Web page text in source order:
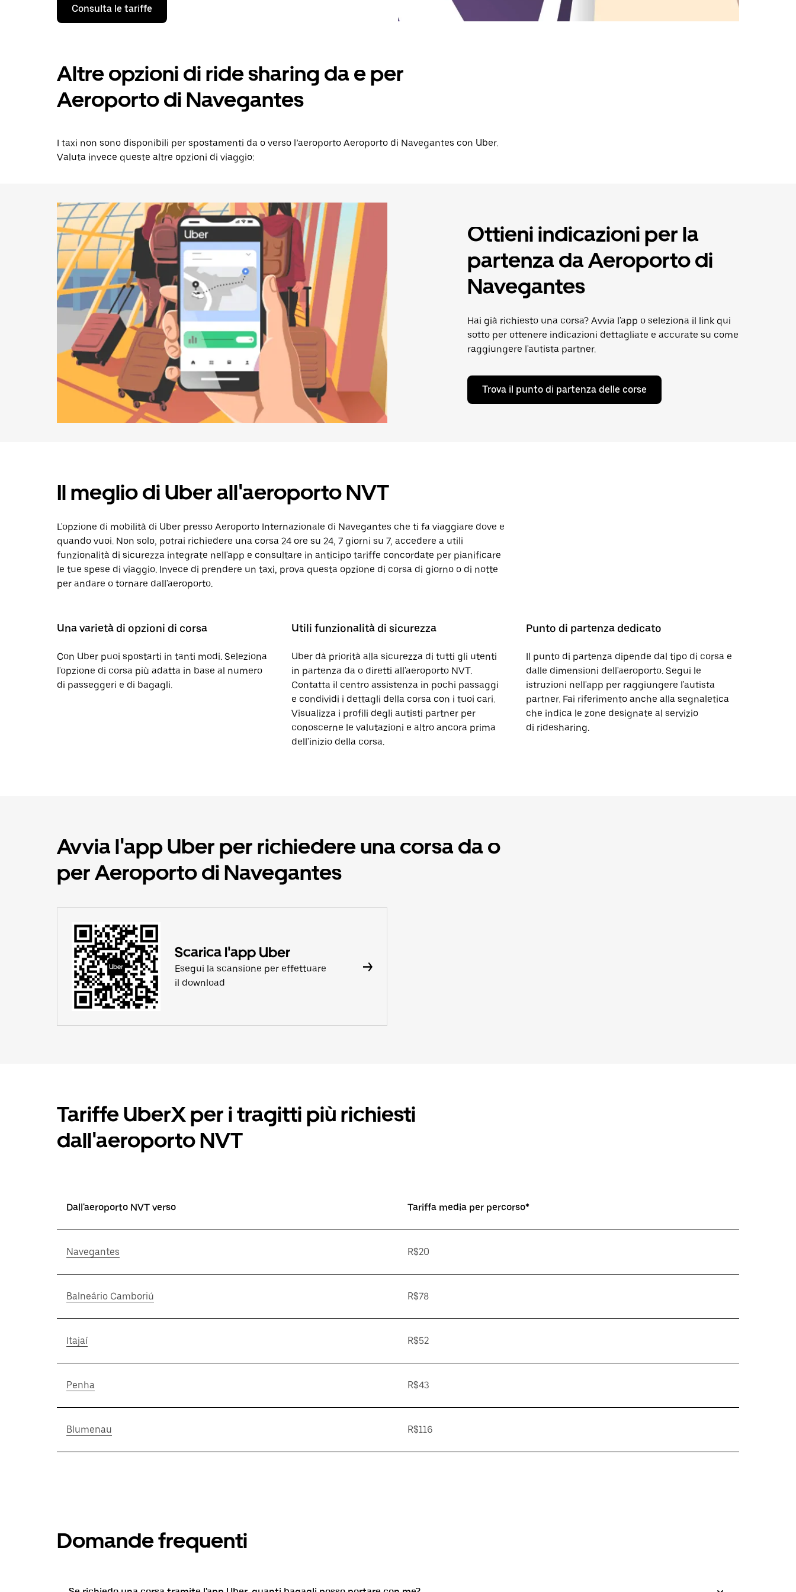
Utilizza
tasto
verso
il
per
interagire
calendario
e
selezionare
il
pulsante
Esc
per
chiudere
il
calendario.
Consulta le tariffe
Altre opzioni di ride sharing da e per
Aeroporto di Navegantes
I taxi non sono disponibili per spostamenti da o verso l’aeroporto Aeroporto di Navegantes con Uber.
Valuta invece queste altre opzioni di viaggio:
Ottieni indicazioni per la
partenza da Aeroporto di
Navegantes
Hai già richiesto una corsa? Avvia l'app o seleziona il link qui
sotto per ottenere indicazioni dettagliate e accurate su come
raggiungere l'autista partner.
Trova il punto di partenza delle corse
Il meglio di Uber all'aeroporto NVT
L'opzione di mobilità di Uber presso Aeroporto Internazionale di Navegantes che ti fa viaggiare dove e
quando vuoi. Non solo, potrai richiedere una corsa 24 ore su 24, 7 giorni su 7, accedere a utili
funzionalità di sicurezza integrate nell'app e consultare in anticipo tariffe concordate per pianificare
le tue spese di viaggio. Invece di prendere un taxi, prova questa opzione di corsa di giorno o di notte
per andare o tornare dall'aeroporto.
Una varietà di opzioni di corsa
Con Uber puoi spostarti in tanti modi. Seleziona
l'opzione di corsa più adatta in base al numero
di passeggeri e di bagagli.
Utili funzionalità di sicurezza
Uber dà priorità alla sicurezza di tutti gli utenti
in partenza da o diretti all'aeroporto NVT.
Contatta il centro assistenza in pochi passaggi
e condividi i dettagli della corsa con i tuoi cari.
Visualizza i profili degli autisti partner per
conoscerne le valutazioni e altro ancora prima
dell'inizio della corsa.
Punto di partenza dedicato
Il punto di partenza dipende dal tipo di corsa e
dalle dimensioni dell'aeroporto. Segui le
istruzioni nell'app per raggiungere l'autista
partner. Fai riferimento anche alla segnaletica
che indica le zone designate al servizio
di ridesharing.
Avvia l'app Uber per richiedere una corsa da o
per Aeroporto di Navegantes
Scarica l'app Uber
Esegui la scansione per effettuare
il download
Tariffe UberX per i tragitti più richiesti
dall'aeroporto NVT
Dall'aeroporto NVT verso Tariffa media per percorso*
Navegantes R$20
Balneário Camboriú R$78
Itajaí R$52
Penha R$43
Blumenau R$116
Domande frequenti